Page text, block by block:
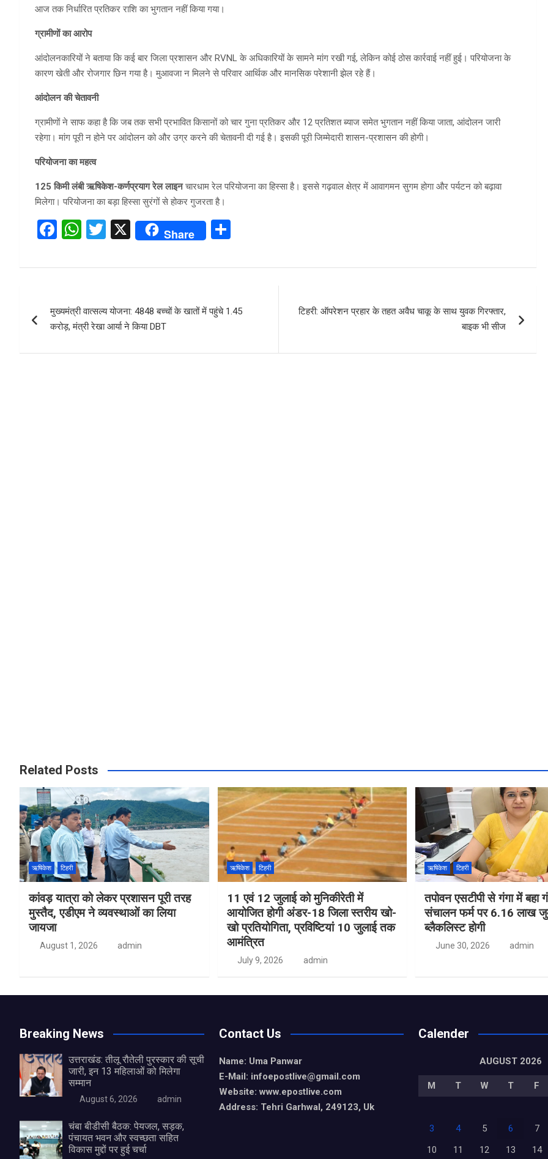
आज तक निर्धारित प्रतिकर राशि का भुगतान नहीं किया गया।
ग्रामीणों का आरोप
आंदोलनकारियों ने बताया कि कई बार जिला प्रशासन और RVNL के अधिकारियों के सामने मांग रखी गई, लेकिन कोई ठोस कार्रवाई नहीं हुई। परियोजना के
कारण खेती और रोजगार छिन गया है। मुआवजा न मिलने से परिवार आर्थिक और मानसिक परेशानी झेल रहे हैं।
आंदोलन की चेतावनी
ग्रामीणों ने साफ कहा है कि जब तक सभी प्रभावित किसानों को चार गुना प्रतिकर और 12 प्रतिशत ब्याज समेत भुगतान नहीं किया जाता, आंदोलन जारी
रहेगा। मांग पूरी न होने पर आंदोलन को और उग्र करने की चेतावनी दी गई है। इसकी पूरी जिम्मेदारी शासन-प्रशासन की होगी।
परियोजना का महत्व
125 किमी लंबी ऋषिकेश-कर्णप्रयाग रेल लाइनचारधाम रेल परियोजना का हिस्सा है। इससे गढ़वाल क्षेत्र में आवागमन सुगम होगा और पर्यटन को बढ़ावा
मिलेगा। परियोजना का बड़ा हिस्सा सुरंगों से होकर गुजरता है।
F
ce
o
o
k
W
at
A
p
p
T
tt
X Share
ar
navigation
मुख्यमंत्री वात्सल्य योजना: 4848 बच्चों के खातों में पहुंचे 1.45
करोड़, मंत्री रेखा आर्या ने किया DBT
टिहरी: ऑपरेशन प्रहार के तहत अवैध चाकू के साथ युवक गिरफ्तार,
बाइक भी सीज
Related Posts
ऋषिकेश टिहरी
कांवड़ यात्रा को लेकर प्रशासन पूरी तरह
मुस्तैद, एडीएम ने व्यवस्थाओं का लिया
जायजा
August 1, 2026 admin
ऋषिकेश टिहरी
11 एवं 12 जुलाई को मुनिकीरेती में
आयोजित होगी अंडर-18 जिला स्तरीय खो-
खो प्रतियोगिता, प्रविष्टियां 10 जुलाई तक
आमंत्रित
July 9, 2026 admin
ऋषिकेश टिहरी
तपोवन एसटीपी से गंगा में बहा
संचालन फर्म पर 6.16 लाख
ब्लैकलिस्ट होगी
June 30, 2026 admin
Breaking News
उत्तराखंड: तीलू रौतेली पुरस्कार की सूची
जारी, इन 13 महिलाओं को मिलेगा
सम्मान
August 6, 2026 admin
चंबा बीडीसी बैठक: पेयजल, सड़क,
पंचायत भवन और स्वच्छता सहित
विकास मुद्दों पर हुई चर्चा
Contact Us
Name: Uma Panwar
E-Mail: infoepostlive@gmail.com
Website: www.epostlive.com
Address: Tehri Garhwal, 249123, Uk
Calender
AUGUST 2026
M T W T F
3 4 5 6
7
10
11 12 13 14